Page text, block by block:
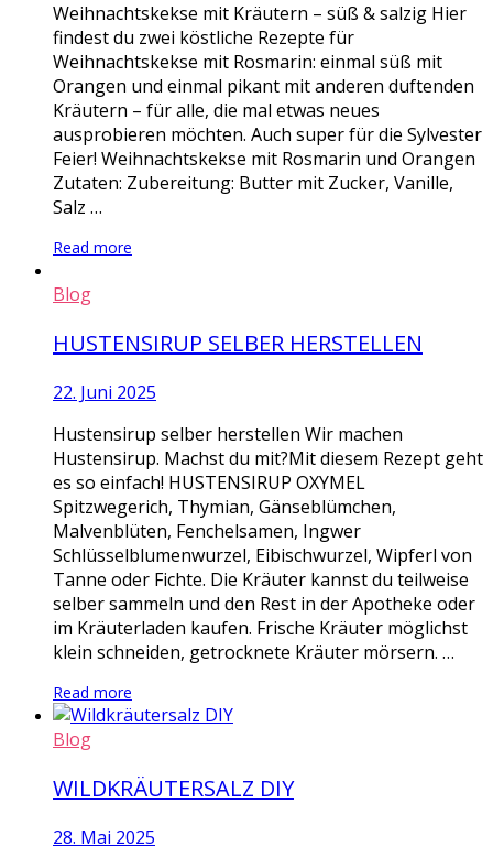
Weihnachtskekse mit Kräutern – süß & salzig Hier
findest du zwei köstliche Rezepte für
Weihnachtskekse mit Rosmarin: einmal süß mit
Orangen und einmal pikant mit anderen duftenden
Kräutern – für alle, die mal etwas neues
ausprobieren möchten. Auch super für die Sylvester
Feier! Weihnachtskekse mit Rosmarin und Orangen
Zutaten: Zubereitung: Butter mit Zucker, Vanille,
Salz …
Read more
Blog
HUSTENSIRUP SELBER HERSTELLEN
22. Juni 2025
Hustensirup selber herstellen Wir machen
Hustensirup. Machst du mit?Mit diesem Rezept geht
es so einfach! HUSTENSIRUP OXYMEL
Spitzwegerich, Thymian, Gänseblümchen,
Malvenblüten, Fenchelsamen, Ingwer
Schlüsselblumenwurzel, Eibischwurzel, Wipferl von
Tanne oder Fichte. Die Kräuter kannst du teilweise
selber sammeln und den Rest in der Apotheke oder
im Kräuterladen kaufen. Frische Kräuter möglichst
klein schneiden, getrocknete Kräuter mörsern. …
Read more
Blog
WILDKRÄUTERSALZ DIY
28. Mai 2025